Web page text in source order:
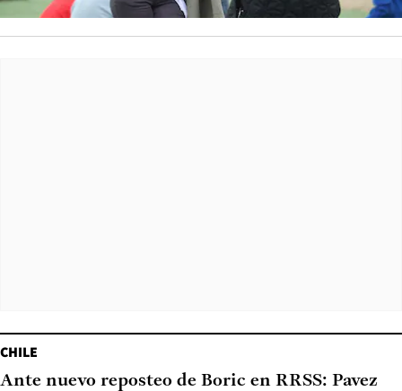
CHILE
Ante nuevo reposteo de Boric en RRSS: Pavez